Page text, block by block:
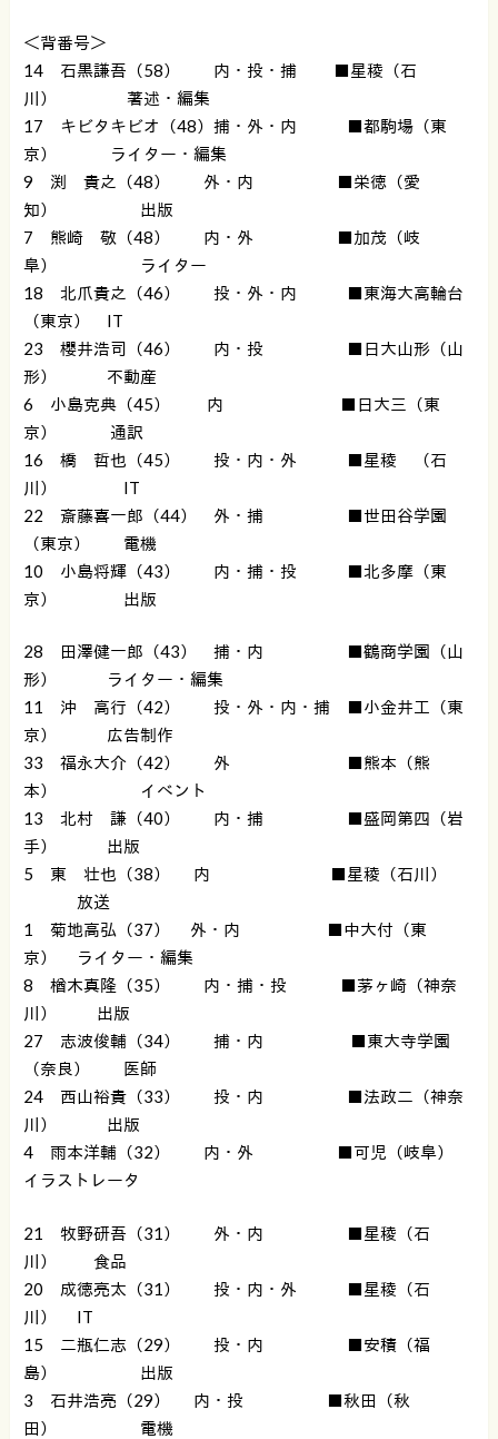
＜背番号＞
14 石黒謙吾（58） 内・投・捕 ■星稜（石
川） 著述・編集
17 キビタキビオ（48）捕・外・内 ■都駒場（東
京） ライター・編集
9 渕 貴之（48） 外・内 ■栄徳（愛
知） 出版
7 熊崎 敬（48） 内・外 ■加茂（岐
阜） ライター
18 北爪貴之（46） 投・外・内 ■東海大高輪台
（東京） IT
23 櫻井浩司（46） 内・投 ■日大山形（山
形） 不動産
6 小島克典（45） 内 ■日大三（東
京） 通訳
16 橋 哲也（45） 投・内・外 ■星稜 （石
川） IT
22 斎藤喜一郎（44） 外・捕 ■世田谷学園
（東京） 電機
10 小島将輝（43） 内・捕・投 ■北多摩（東
京） 出版
28 田澤健一郎（43） 捕・内 ■鶴商学園（山
形） ライター・編集
11 沖 高行（42） 投・外・内・捕 ■小金井工（東
京） 広告制作
33 福永大介（42） 外 ■熊本（熊
本） イベント
13 北村 謙（40） 内・捕 ■盛岡第四（岩
手） 出版
5 東 壮也（38） 内 ■星稜（石川）
放送
1 菊地高弘（37） 外・内 ■中大付（東
京） ライター・編集
8 楢木真隆（35） 内・捕・投 ■茅ヶ崎（神奈
川） 出版
27 志波俊輔（34） 捕・内 ■東大寺学園
（奈良） 医師
24 西山裕貴（33） 投・内 ■法政二（神奈
川） 出版
4 雨本洋輔（32） 内・外 ■可児（岐阜）
イラストレータ
21 牧野研吾（31） 外・内 ■星稜（石
川） 食品
20 成徳亮太（31） 投・内・外 ■星稜（石
川） IT
15 二瓶仁志（29） 投・内 ■安積（福
島） 出版
3 石井浩亮（29） 内・投 ■秋田（秋
田） 電機